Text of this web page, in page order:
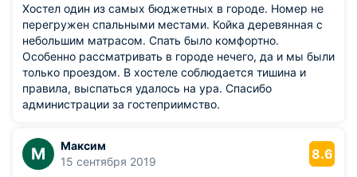
Хостел один из самых бюджетных в городе. Номер не
перегружен спальными местами. Койка деревянная с
небольшим матрасом. Спать было комфортно.
Особенно рассматривать в городе нечего, да и мы были
только проездом. В хостеле соблюдается тишина и
правила, выспаться удалось на ура. Спасибо
администрации за гостеприимство.
М
Максим
15 сентября 2019
8.6